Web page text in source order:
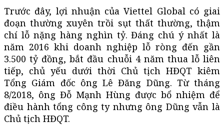
Trước đây, lợi nhuận của Viettel Global có giai
đoạn thường xuyên trồi sụt thất thường, thậm
chí lỗ nặng hàng nghìn tỷ. Đáng chú ý nhất là
năm 2016 khi doanh nghiệp lỗ ròng đến gần
3.500 tỷ đồng, bắt đầu chuỗi 4 năm thua lỗ liên
tiếp, chủ yếu dưới thời Chủ tịch HĐQT kiêm
Tổng Giám đốc ông Lê Đăng Dũng. Từ tháng
8/2018, ông Đỗ Mạnh Hùng được bổ nhiệm để
điều hành tổng công ty nhưng ông Dũng vẫn là
Chủ tịch HĐQT.